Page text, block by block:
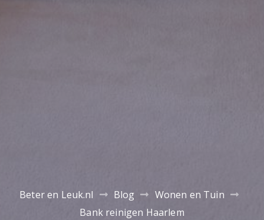
Beter en Leuk.nl Blog
Wonen en Tuin
Bank reinigen Haarlem